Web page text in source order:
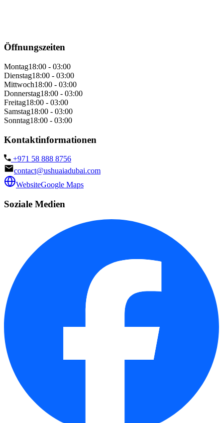
Öffnungszeiten
Montag18:00 - 03:00
Dienstag18:00 - 03:00
Mittwoch18:00 - 03:00
Donnerstag18:00 - 03:00
Freitag18:00 - 03:00
Samstag18:00 - 03:00
Sonntag18:00 - 03:00
Kontaktinformationen
+971 58 888 8756
contact@ushuaiadubai.com
WebsiteGoogle Maps
Soziale Medien